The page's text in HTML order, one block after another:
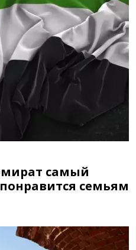
самый
семьям